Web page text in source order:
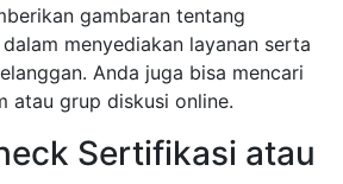
gambaran tentang
menyediakan layanan serta
Anda juga bisa mencari
atau grup diskusi online.
Sertifikasi atau